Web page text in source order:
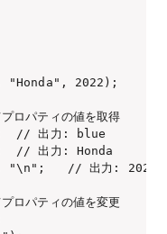
"Honda", 2022);
ロパティの値を取得
// 出力: blue
// 出力: Honda
. "\n";   // 出力: 2022
ロパティの値を変更